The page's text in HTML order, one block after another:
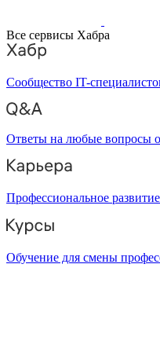
Все сервисы Хабра
Сообщество IT-
Ответы на любые вопросы
Профессиональное
Обучение для смены